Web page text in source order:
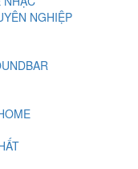
NGHIỆP